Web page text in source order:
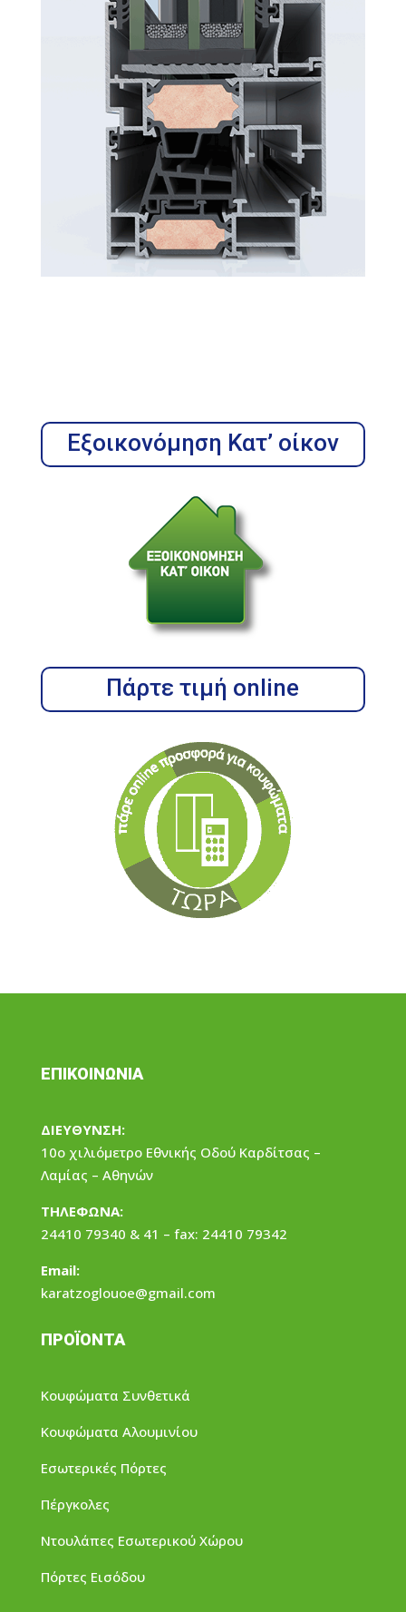
Εξοικονόμηση Κατ’ οίκον
Πάρτε τιμή online
ΕΠΙΚΟΙΝΩΝΙΑ
ΔΙΕΥΘΥΝΣΗ:
10ο χιλιόμετρο Εθνικής Οδού Καρδίτσας –
Λαμίας – Αθηνών
ΤΗΛΕΦΩΝΑ:
24410 79340 & 41 – fax: 24410 79342
Email:
karatzoglouoe@gmail.com
ΠΡΟΪΟΝΤΑ
Κουφώματα Συνθετικά
Κουφώματα Αλουμινίου
Εσωτερικές Πόρτες
Πέργκολες
Ντουλάπες Εσωτερικού Χώρου
Πόρτες Εισόδου